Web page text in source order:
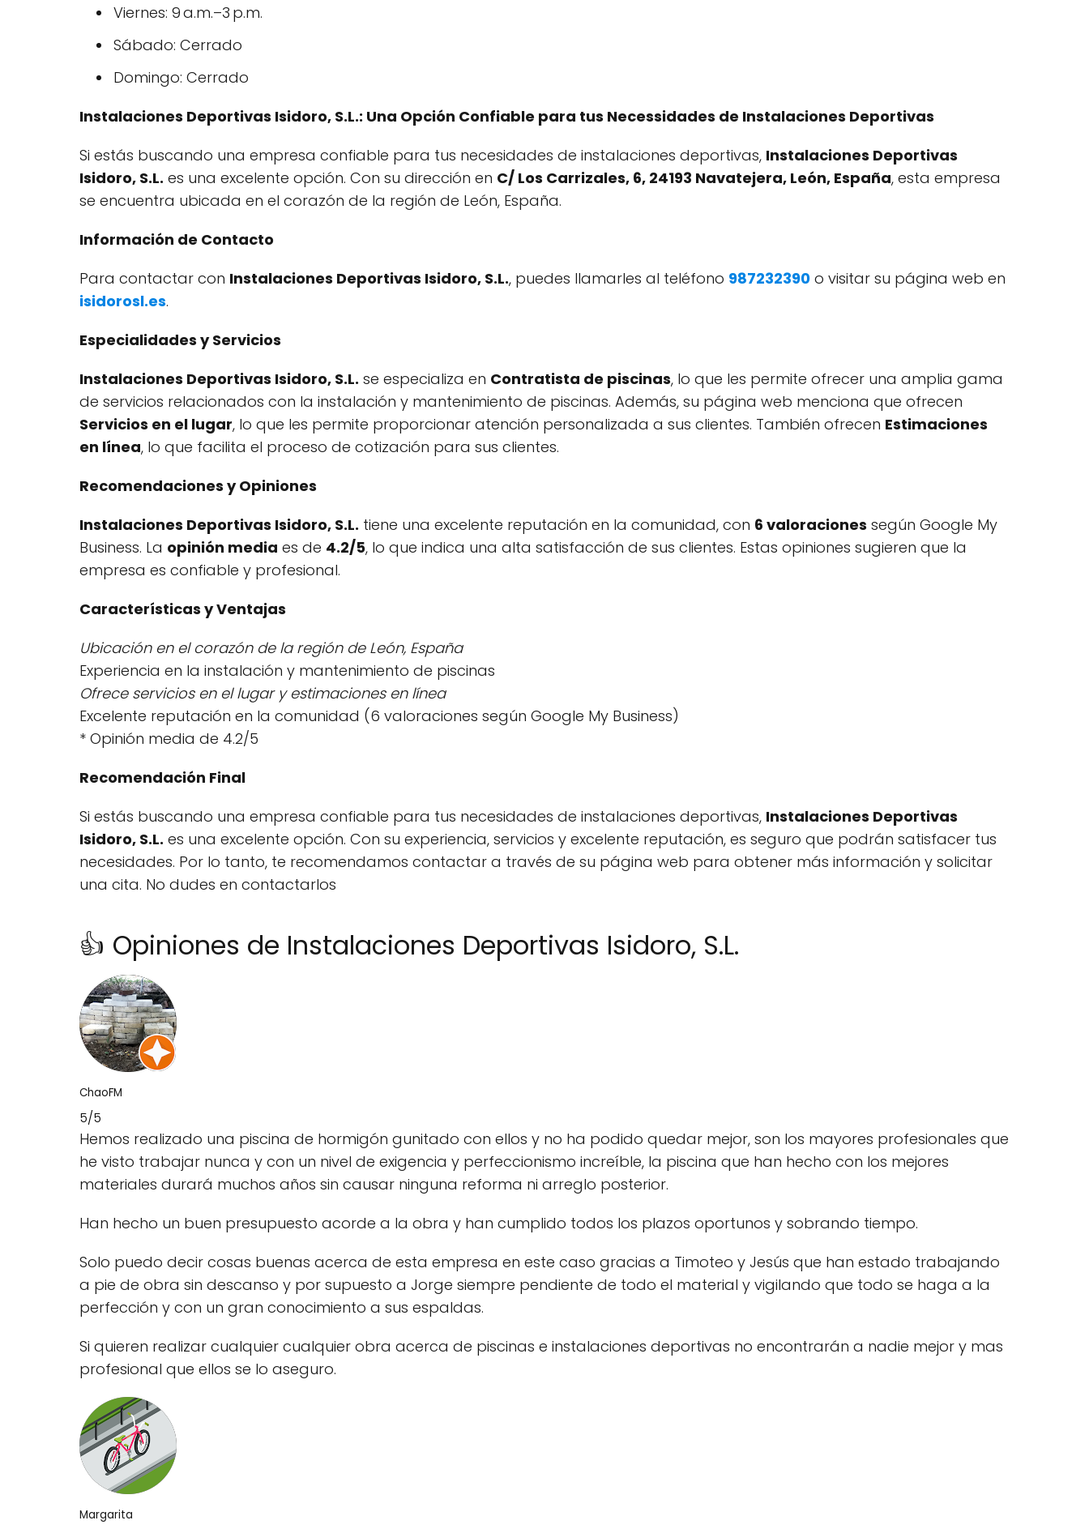
Viernes: 9 a.m.–3 p.m.
Sábado: Cerrado
Domingo: Cerrado
Instalaciones Deportivas Isidoro, S.L.: Una Opción Confiable para tus Necessidades de Instalaciones Deportivas
Si estás buscando una empresa confiable para tus necesidades de instalaciones deportivas, Instalaciones Deportivas
Isidoro, S.L. es una excelente opción. Con su dirección en C/ Los Carrizales, 6, 24193 Navatejera, León, España, esta empresa
se encuentra ubicada en el corazón de la región de León, España.
Información de Contacto
Para contactar con Instalaciones Deportivas Isidoro, S.L., puedes llamarles al teléfono 987232390 o visitar su página web en
isidorosl.es.
Especialidades y Servicios
Instalaciones Deportivas Isidoro, S.L. se especializa en Contratista de piscinas, lo que les permite ofrecer una amplia gama
de servicios relacionados con la instalación y mantenimiento de piscinas. Además, su página web menciona que ofrecen
Servicios en el lugar, lo que les permite proporcionar atención personalizada a sus clientes. También ofrecen Estimaciones
en línea, lo que facilita el proceso de cotización para sus clientes.
Recomendaciones y Opiniones
Instalaciones Deportivas Isidoro, S.L. tiene una excelente reputación en la comunidad, con 6 valoraciones según Google My
Business. La opinión media es de 4.2/5, lo que indica una alta satisfacción de sus clientes. Estas opiniones sugieren que la
empresa es confiable y profesional.
Características y Ventajas
Ubicación en el corazón de la región de León, España
Experiencia en la instalación y mantenimiento de piscinas
Ofrece servicios en el lugar y estimaciones en línea
Excelente reputación en la comunidad (6 valoraciones según Google My Business)
* Opinión media de 4.2/5
Recomendación Final
Si estás buscando una empresa confiable para tus necesidades de instalaciones deportivas, Instalaciones Deportivas
Isidoro, S.L. es una excelente opción. Con su experiencia, servicios y excelente reputación, es seguro que podrán satisfacer tus
necesidades. Por lo tanto, te recomendamos contactar a través de su página web para obtener más información y solicitar
una cita. No dudes en contactarlos
👍 Opiniones de Instalaciones Deportivas Isidoro, S.L.
ChaoFM
5/5
Hemos realizado una piscina de hormigón gunitado con ellos y no ha podido quedar mejor, son los mayores profesionales que
he visto trabajar nunca y con un nivel de exigencia y perfeccionismo increíble, la piscina que han hecho con los mejores
materiales durará muchos años sin causar ninguna reforma ni arreglo posterior.
Han hecho un buen presupuesto acorde a la obra y han cumplido todos los plazos oportunos y sobrando tiempo.
Solo puedo decir cosas buenas acerca de esta empresa en este caso gracias a Timoteo y Jesús que han estado trabajando
a pie de obra sin descanso y por supuesto a Jorge siempre pendiente de todo el material y vigilando que todo se haga a la
perfección y con un gran conocimiento a sus espaldas.
Si quieren realizar cualquier cualquier obra acerca de piscinas e instalaciones deportivas no encontrarán a nadie mejor y mas
profesional que ellos se lo aseguro.
Margarita